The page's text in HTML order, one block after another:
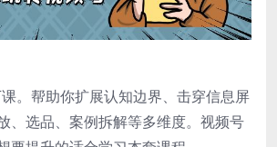
。帮助你扩展认知边界、击穿信息屏
、选品、案例拆解等多维度。视频号